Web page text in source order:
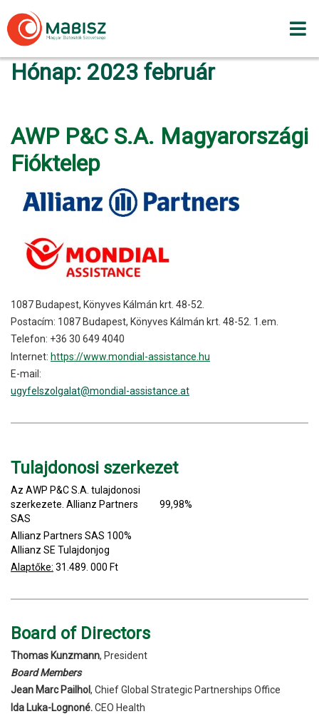
to
content
Hónap: 2023 február
AWP P&C S.A. Magyarországi
Fióktelep
1087 Budapest, Könyves Kálmán krt. 48-52.
Postacím: 1087 Budapest, Könyves Kálmán krt. 48-52. 1.em.
Telefon: +36 30 649 4040
Internet: https://www.mondial-assistance.hu
E-mail:
ugyfelszolgalat@mondial-assistance.at
Tulajdonosi szerkezet
Az AWP P&C S.A. tulajdonosi
szerkezete. Allianz Partners
SAS
99,98%
Allianz Partners SAS 100%
Allianz SE Tulajdonjog
Alaptőke: 31.489. 000 Ft
Board of Directors
Thomas Kunzmann, President
Board Members
Jean Marc Pailhol, Chief Global Strategic Partnerships Office
Ida Luka-Lognoné.CEO Health